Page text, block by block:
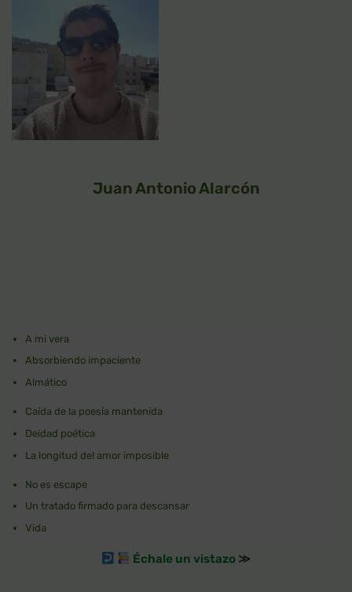
Juan Antonio Alarcón
A mi vera
Absorbiendo impaciente
Almático
Caída de la poesía mantenida
Deidad poética
La longitud del amor imposible
No es escape
Un tratado firmado para descansar
Vida
Échale un vistazo ≫